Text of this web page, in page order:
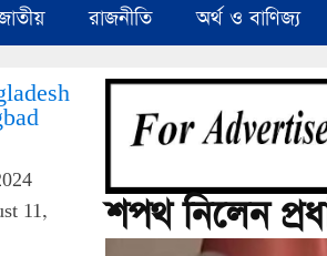
রাজনীতি অর্থ ও বাণিজ্য
11,
শপথ নিলেন